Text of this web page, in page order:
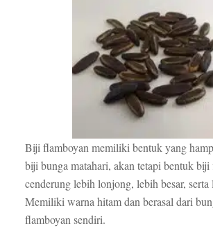
Biji flamboyan memiliki bentuk yang
biji bunga matahari, akan tetapi bentuk biji
cenderung lebih lonjong, lebih besar, serta
Memiliki warna hitam dan berasal dari
flamboyan sendiri.